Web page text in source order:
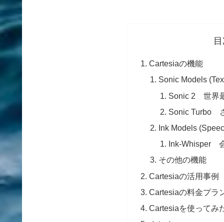
Cartesiaの機能
Sonic Models
Sonic 2 世界
Sonic Turbo
Ink Models
Ink-Whisper
その他の機能
Cartesiaの活用事例
Cartesiaの料金プラ
Cartesiaを使ってみ